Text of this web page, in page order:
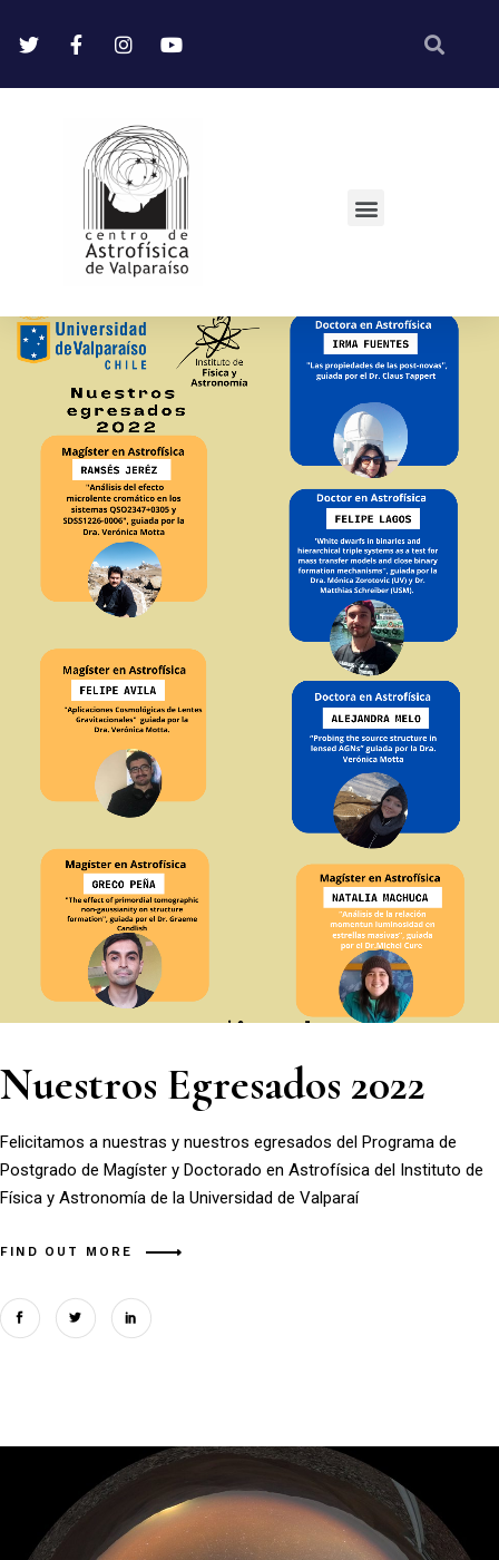
Nuestros Egresados 2022
Felicitamos a nuestras y nuestros egresados del Programa de
Postgrado de Magíster y Doctorado en Astrofísica del Instituto de
Física y Astronomía de la Universidad de Valparaí
FIND OUT MORE